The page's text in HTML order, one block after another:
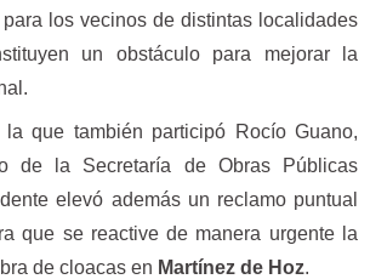
para los vecinos de distintas localidades
un obstáculo para mejorar la
que también participó Rocío Guano,
de la Secretaría de Obras Públicas
elevó además un reclamo puntual
que se reactive de manera urgente la
de cloacas en Martínez de Hoz.